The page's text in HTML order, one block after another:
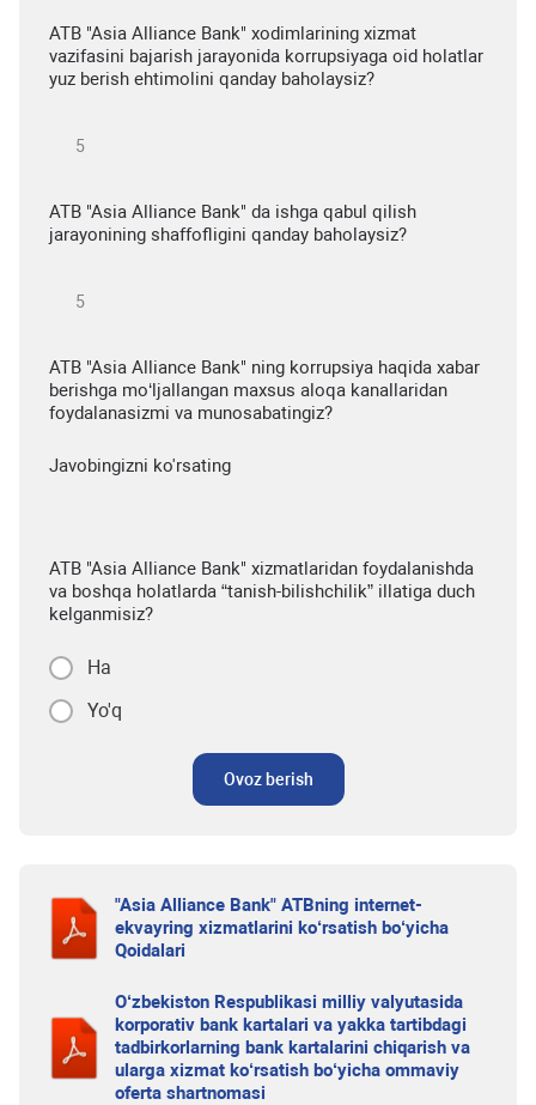
ATB "Asia Alliance Bank" xodimlarining xizmat
vazifasini bajarish jarayonida korrupsiyaga oid holatlar
yuz berish ehtimolini qanday baholaysiz?
ATB "Asia Alliance Bank" da ishga qabul qilish
jarayonining shaffofligini qanday baholaysiz?
ATB "Asia Alliance Bank" ning korrupsiya haqida xabar
berishga mo‘ljallangan maxsus aloqa kanallaridan
foydalanasizmi va munosabatingiz?
Javobingizni ko'rsating
ATB "Asia Alliance Bank" xizmatlaridan foydalanishda
va boshqa holatlarda “tanish-bilishchilik” illatiga duch
kelganmisiz?
Ha
Yo'q
Ovoz berish
"Asia Alliance Bank" ATBning internet-
ekvayring xizmatlarini ko‘rsatish bo‘yicha
Qoidalari
O‘zbekiston Respublikasi milliy valyutasida
korporativ bank kartalari va yakka tartibdagi
tadbirkorlarning bank kartalarini chiqarish va
ularga xizmat ko‘rsatish bo‘yicha ommaviy
oferta shartnomasi